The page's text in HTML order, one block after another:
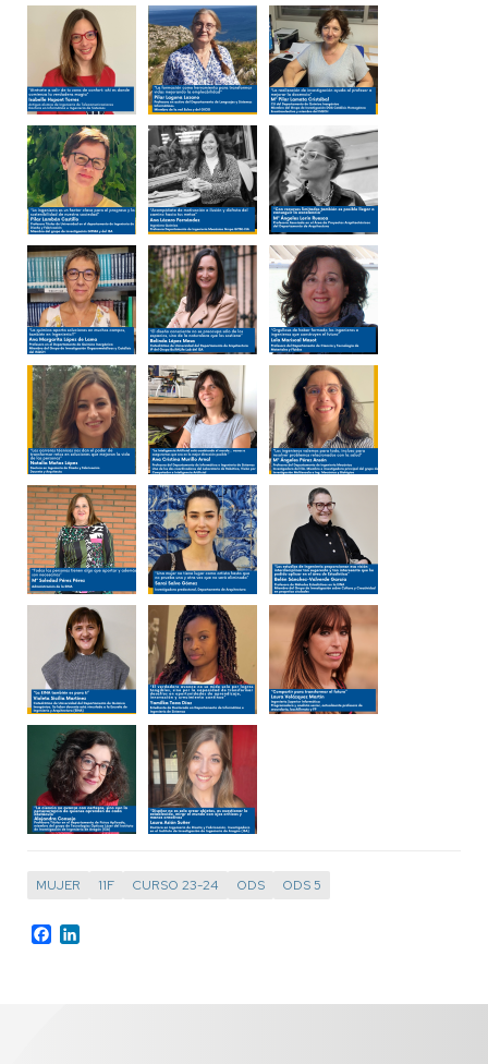
MUJER 11F CURSO 23-24 ODS ODS 5
Facebook